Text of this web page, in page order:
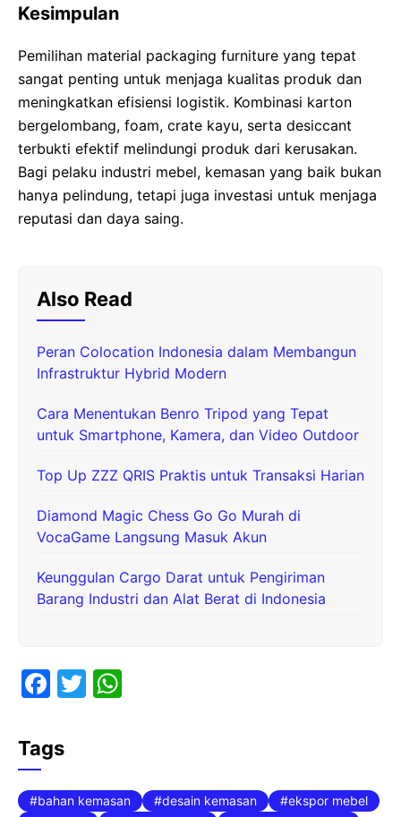
Kesimpulan
Pemilihan material packaging furniture yang tepat
sangat penting untuk menjaga kualitas produk dan
meningkatkan efisiensi logistik. Kombinasi karton
bergelombang, foam, crate kayu, serta desiccant
terbukti efektif melindungi produk dari kerusakan.
Bagi pelaku industri mebel, kemasan yang baik bukan
hanya pelindung, tetapi juga investasi untuk menjaga
reputasi dan daya saing.
Also Read
Peran Colocation Indonesia dalam Membangun
Infrastruktur Hybrid Modern
Cara Menentukan Benro Tripod yang Tepat
untuk Smartphone, Kamera, dan Video Outdoor
Top Up ZZZ QRIS Praktis untuk Transaksi Harian
Diamond Magic Chess Go Go Murah di
VocaGame Langsung Masuk Akun
Keunggulan Cargo Darat untuk Pengiriman
Barang Industri dan Alat Berat di Indonesia
F
c
e
b
T
A
Tags
bahan kemasan desain kemasan
ekspor mebel